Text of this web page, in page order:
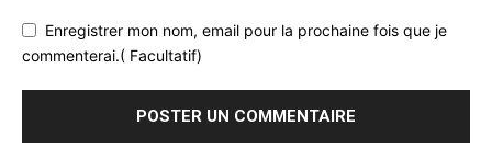
Enregistrer mon nom, email pour la prochaine fois que je
commenterai.( Facultatif)